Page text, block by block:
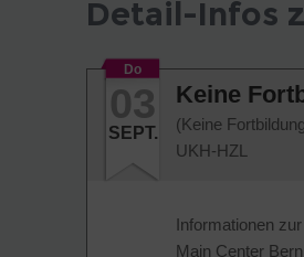
Detail-Infos
Do
03
SEPT.
Keine
(Keine
UKH-HZL
Informationen
Main Center